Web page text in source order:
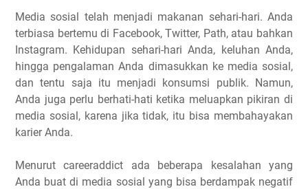
Media sosial telah menjadi makanan sehari-hari. Anda
terbiasa bertemu di Facebook, Twitter, Path, atau bahkan
Instagram. Kehidupan sehari-hari Anda, keluhan Anda,
hingga pengalaman Anda dimasukkan ke media sosial,
dan tentu saja itu menjadi konsumsi publik. Namun,
Anda juga perlu berhati-hati ketika meluapkan pikiran di
media sosial, karena jika tidak, itu bisa membahayakan
karier Anda.
Menurut careeraddict ada beberapa kesalahan yang
Anda buat di media sosial yang bisa berdampak negatif